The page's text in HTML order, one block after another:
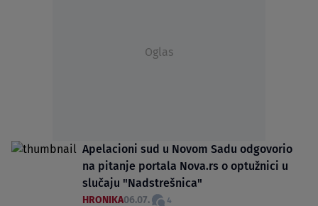
Oglas
Apelacioni sud u Novom Sadu odgovorio
na pitanje portala Nova.rs o optužnici u
slučaju "Nadstrešnica"
HRONIKA06.07. 4